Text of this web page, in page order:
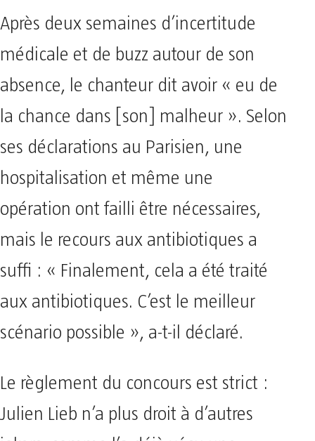
Après deux semaines d’incertitude
médicale et de buzz autour de son
absence, le chanteur dit avoir « eu de
la chance dans [son] malheur ». Selon
ses déclarations au Parisien, une
hospitalisation et même une
opération ont failli être nécessaires,
mais le recours aux antibiotiques a
suffi : « Finalement, cela a été traité
aux antibiotiques. C’est le meilleur
scénario possible », a-t-il déclaré.
Le règlement du concours est strict :
Julien Lieb n’a plus droit à d’autres